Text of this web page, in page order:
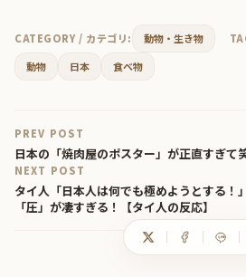
CATEGORY / カテゴリ: 動物・生き物
動物
日本 食べ物
PREV POST
日本の「焼肉屋のポスター」が正直すぎて
NEXT POST
タイ人「日本人は何でも極めようとする！
「圧」が凄すぎる！【タイ人の反応】